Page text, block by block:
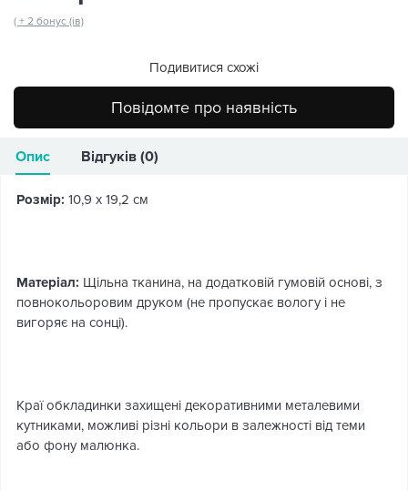
( + 2 бонус (ів)
Подивитися схожі
Повідомте про наявність
Опис Відгуків (0)
Розмір: 10,9 х 19,2 см
Матеріал: Щільна тканина, на додатковій гумовій основі, з
повнокольоровим друком (не пропускає вологу і не
вигоряє на сонці).
Краї обкладинки захищені декоративними металевими
кутниками, можливі різні кольори в залежності від теми
або фону малюнка.